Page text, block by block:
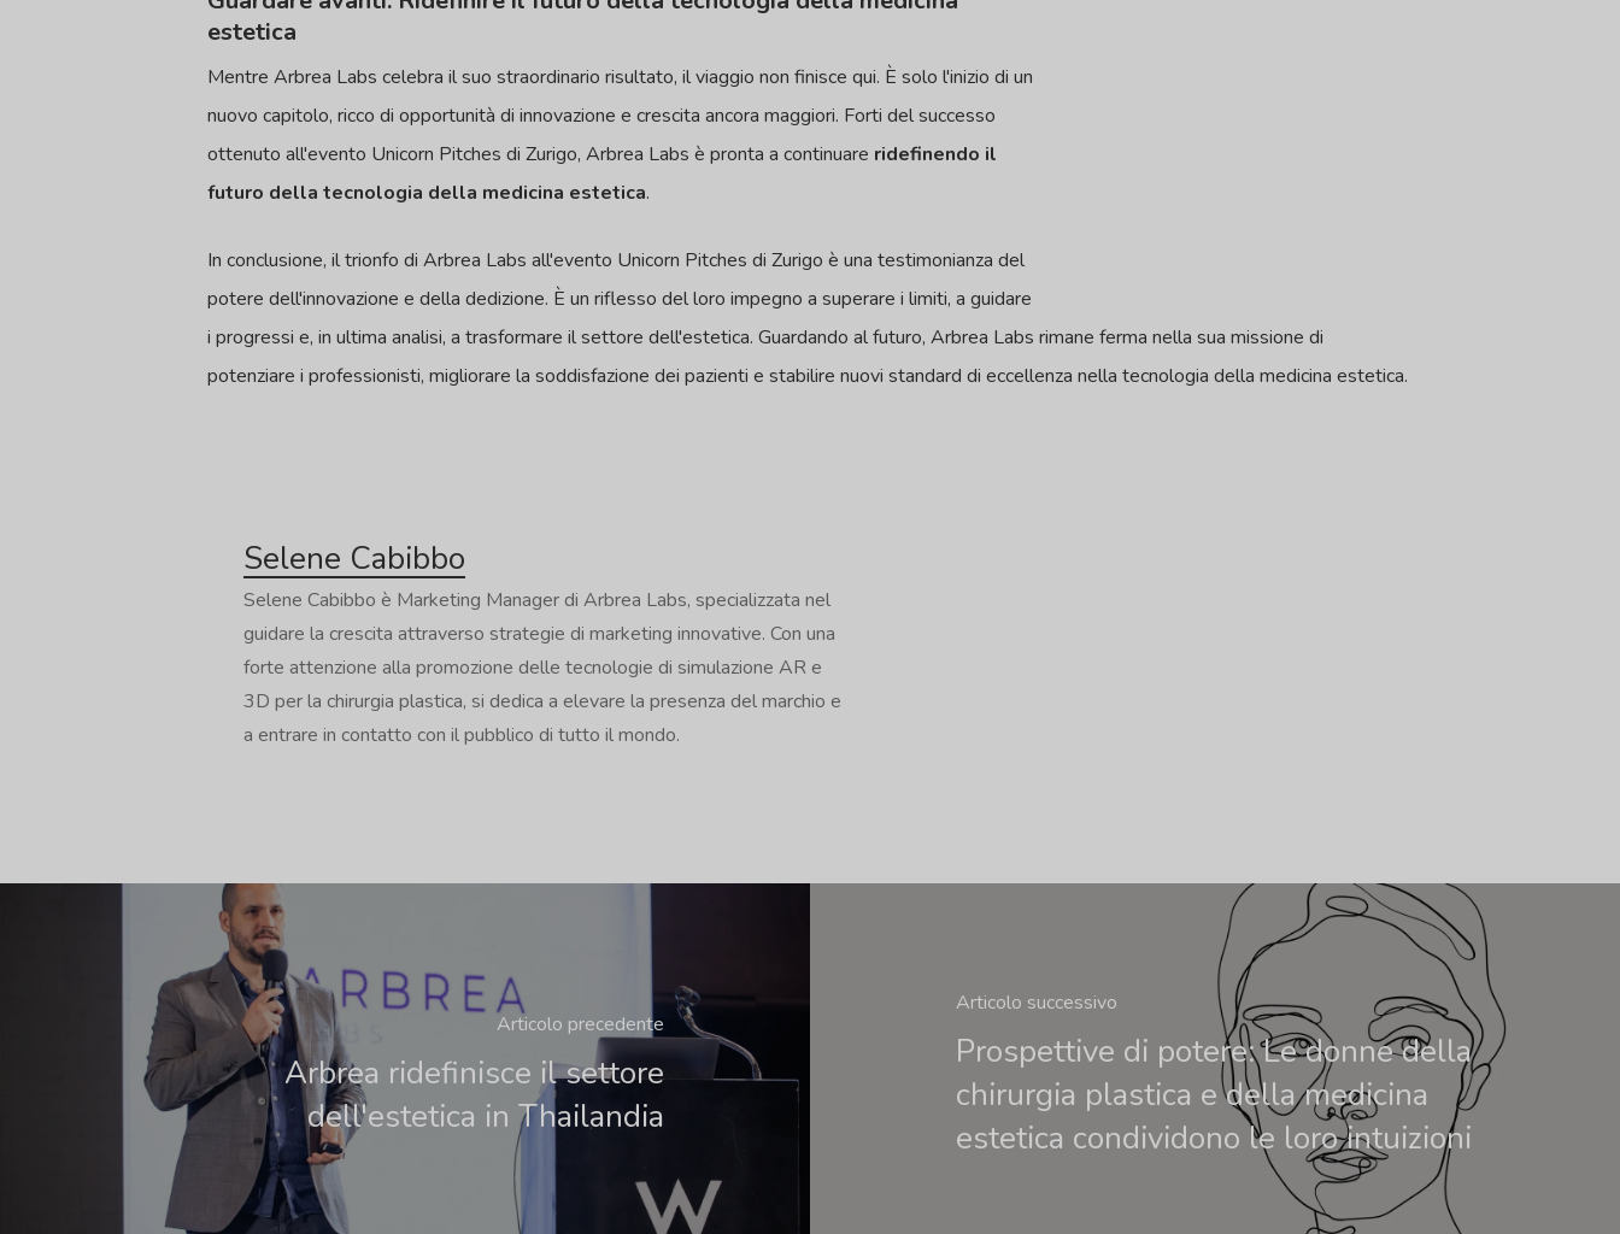
estetica
Mentre Arbrea Labs celebra il suo straordinario risultato, il viaggio non finisce qui. È solo l'inizio di un
nuovo capitolo, ricco di opportunità di innovazione e crescita ancora maggiori. Forti del successo
ottenuto all'evento Unicorn Pitches di Zurigo, Arbrea Labs è pronta a continuare ridefinendo il
futuro della tecnologia della medicina estetica.
In conclusione, il trionfo di Arbrea Labs all'evento Unicorn Pitches di Zurigo è una testimonianza del
potere dell'innovazione e della dedizione. È un riflesso del loro impegno a superare i limiti, a guidare
i progressi e, in ultima analisi, a trasformare il settore dell'estetica. Guardando al futuro, Arbrea Labs rimane ferma nella sua missione di
potenziare i professionisti, migliorare la soddisfazione dei pazienti e stabilire nuovi standard di eccellenza nella tecnologia della medicina estetica.
Selene Cabibbo
Selene Cabibbo è Marketing Manager di Arbrea Labs, specializzata nel
guidare la crescita attraverso strategie di marketing innovative. Con una
forte attenzione alla promozione delle tecnologie di simulazione AR e
3D per la chirurgia plastica, si dedica a elevare la presenza del marchio e
a entrare in contatto con il pubblico di tutto il mondo.
Articolo precedente
Arbrea ridefinisce il settore
dell'estetica in Thailandia
Articolo successivo
Prospettive di potere: Le donne della
chirurgia plastica e della medicina
estetica condividono le loro intuizioni